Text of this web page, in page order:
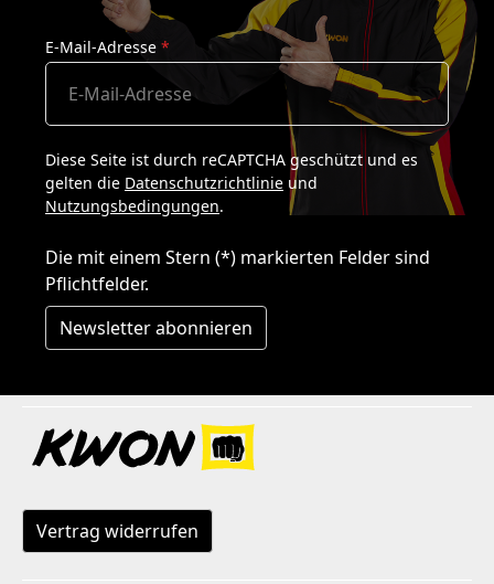
E-Mail-Adresse *
Diese Seite ist durch reCAPTCHA geschützt und es
gelten die Datenschutzrichtlinie und
Nutzungsbedingungen.
Die mit einem Stern (*) markierten Felder sind
Pflichtfelder.
Newsletter abonnieren
Vertrag widerrufen